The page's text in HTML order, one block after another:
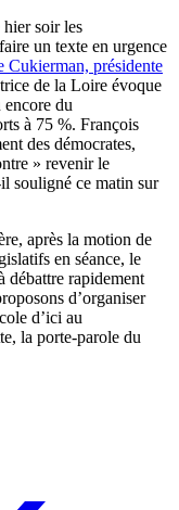
hier soir les
un texte en urgence
Cukierman, présidente
de la Loire évoque
du
à 75 %. François
des démocrates,
» revenir le
souligné ce matin sur
après la motion de
en séance, le
débattre rapidement
d’organiser
d’ici au
la porte-parole du